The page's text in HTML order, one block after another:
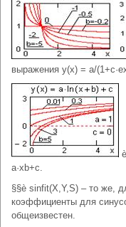
выражения y(x) = a/
a·xb+c.
§§è sinfit(X,Y,S) – то же,
коэффициенты для
общеизвестен.